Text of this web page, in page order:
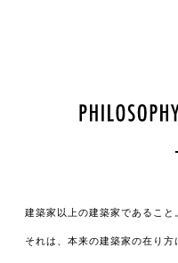
建築家以上の建築家であること
それは、本来の建築家の在り方